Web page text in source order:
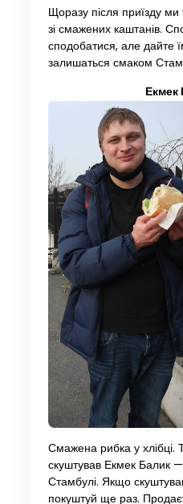
Щоразу після приїзду
зі смажених каштанів.
сподобатися, але дайте
залишаться смаком
Екмек
Смажена рибка у хлібці.
скуштував Екмек Балик
Стамбулі. Якщо
покуштуй ще раз.